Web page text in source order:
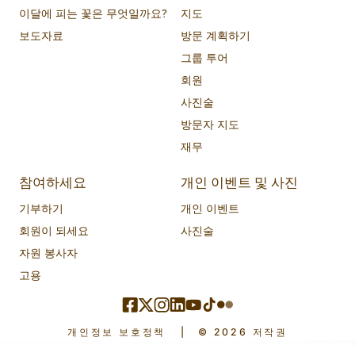
이달에 피는 꽃은 무엇일까요?
보도자료
지도
방문 계획하기
그룹 투어
회원
사진술
방문자 지도
재무
참여하세요
기부하기
회원이 되세요
자원 봉사자
고용
개인 이벤트 및 사진
개인 이벤트
사진술
개인정보 보호정책 © 2026 저작권